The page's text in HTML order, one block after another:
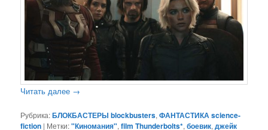
Читать далее →
Рубрика:БЛОКБАСТЕРЫ blockbusters,ФАНТАСТИКА science-
fiction | Метки:"Киномания",film Thunderbolts*,боевик,джейк